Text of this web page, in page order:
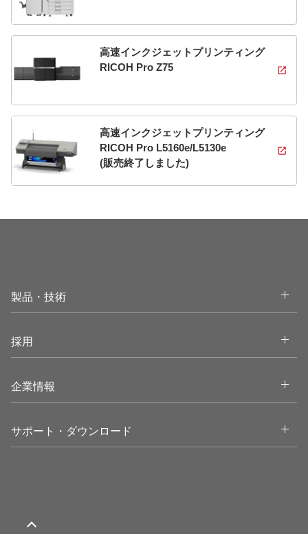
高速インクジェットプリンティング
RICOH Pro Z75
高速インクジェットプリンティング
RICOH Pro L5160e/L5130e
(販売終了しました)
製品・技術Open
採用
企業情報
サポート・ダウンロード